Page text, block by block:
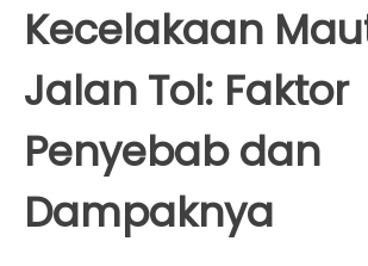
Kecelakaan
Jalan Tol: Faktor
Penyebab dan
Dampaknya